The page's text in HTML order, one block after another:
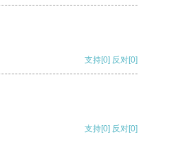
支持[0] 反对[0]
支持[0] 反对[0]